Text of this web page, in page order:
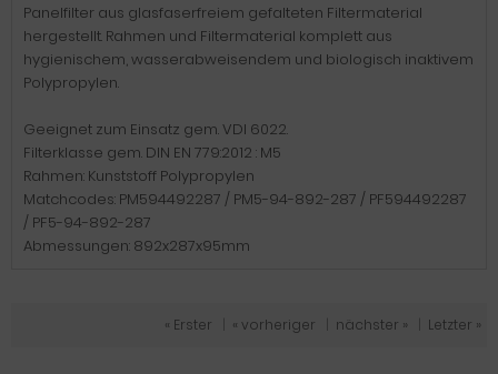
Panelfilter aus glasfaserfreiem gefalteten Filtermaterial
hergestellt. Rahmen und Filtermaterial komplett aus
hygienischem, wasserabweisendem und biologisch inaktivem
Polypropylen.
Geeignet zum Einsatz gem. VDI 6022.
Filterklasse gem. DIN EN 779:2012 : M5
Rahmen: Kunststoff Polypropylen
Matchcodes: PM594492287 / PM5-94-892-287 / PF594492287
/ PF5-94-892-287
Abmessungen: 892x287x95mm
« Erster « vorheriger nächster » Letzter »